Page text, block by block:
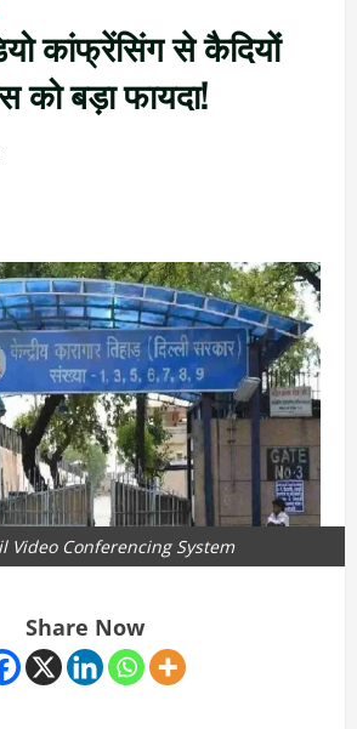
कांफ्रेंसिंग से कैदियों
को बड़ा फायदा!
Video Conferencing System
Share Now